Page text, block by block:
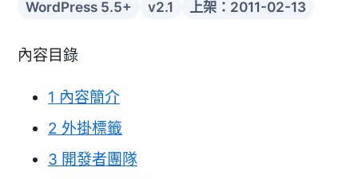
WordPress 5.5+ v2.1 上架：2011-02-13
內容目錄
1 內容簡介
2 外掛標籤
3 開發者團隊